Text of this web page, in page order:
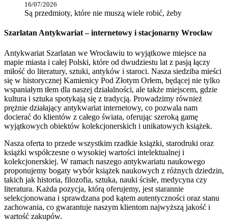
16/07/2026
Są przedmioty, które nie muszą wiele robić, żeby
Szarlatan Antykwariat – internetowy i stacjonarny Wrocław
Antykwariat Szarlatan we Wrocławiu to wyjątkowe miejsce na
mapie miasta i całej Polski, które od dwudziestu lat z pasją łączy
miłość do literatury, sztuki, antyków i staroci. Nasza siedziba mieści
się w historycznej Kamienicy Pod Złotym Orłem, będącej nie tylko
wspaniałym tłem dla naszej działalności, ale także miejscem, gdzie
kultura i sztuka spotykają się z tradycją. Prowadzimy również
prężnie działający antykwariat internetowy, co pozwala nam
docierać do klientów z całego świata, oferując szeroką gamę
wyjątkowych obiektów kolekcjonerskich i unikatowych książek.
Nasza oferta to przede wszystkim rzadkie książki, starodruki oraz
książki współczesne o wysokiej wartości intelektualnej i
kolekcjonerskiej. W ramach naszego antykwariatu naukowego
proponujemy bogaty wybór książek naukowych z różnych dziedzin,
takich jak historia, filozofia, sztuka, nauki ścisłe, medycyna czy
literatura. Każda pozycja, którą oferujemy, jest starannie
selekcjonowana i sprawdzana pod kątem autentyczności oraz stanu
zachowania, co gwarantuje naszym klientom najwyższą jakość i
wartość zakupów.